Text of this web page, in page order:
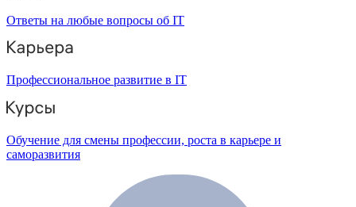
Ответы на любые вопросы об IT
Профессиональное развитие в IT
Обучение для смены профессии, роста в карьере и
саморазвития